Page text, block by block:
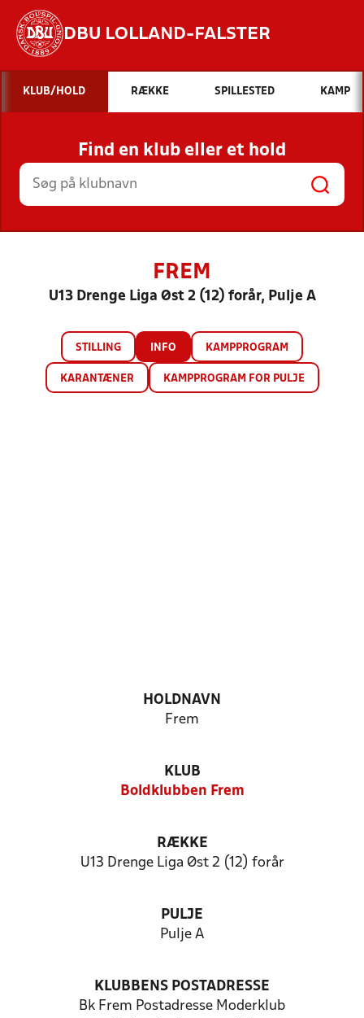
DBU LOLLAND-FALSTER
Hvad vil du søge efter?
INDHOLD OG NYHEDER
STILLINGER, RESULTATER, KLUBBER OG
HOLD
KLUB/HOLD RÆKKE SPILLESTED KAMP
Find en klub eller et hold
FREM
U13 Drenge Liga Øst 2 (12) forår, Pulje A
STILLING INFO KAMPPROGRAM
KARANTÆNER KAMPPROGRAM FOR PULJE
HOLDNAVN
Frem
KLUB
Boldklubben Frem
RÆKKE
U13 Drenge Liga Øst 2 (12) forår
PULJE
Pulje A
KLUBBENS POSTADRESSE
Bk Frem Postadresse Moderklub